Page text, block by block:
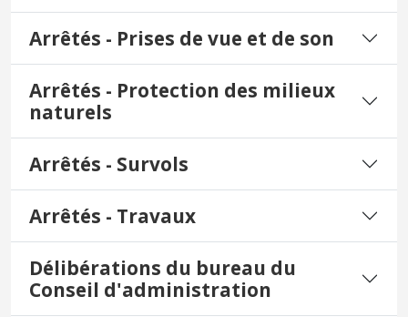
Arrêtés - Prises de vue et de son
Arrêtés - Protection des milieux
naturels
Arrêtés - Survols
Arrêtés - Travaux
Délibérations du bureau du
Conseil d'administration